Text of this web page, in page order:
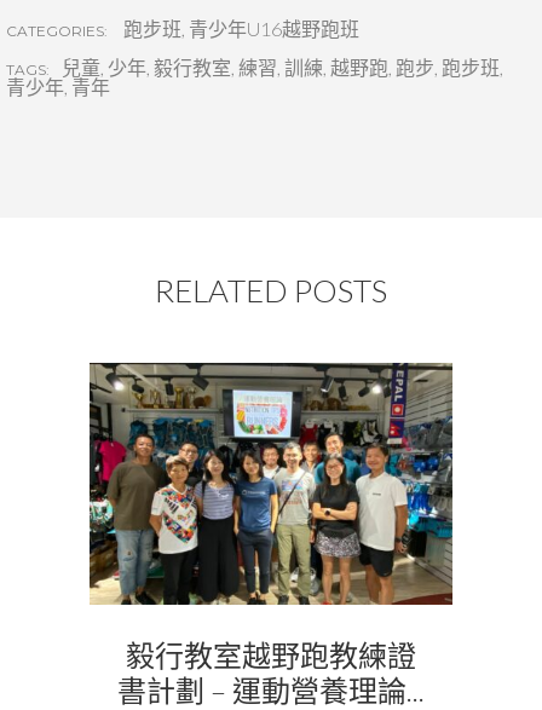
CATEGORIES: 跑步班, 青少年U16越野跑班
TAGS: 兒童, 少年, 毅行教室, 練習, 訓練, 越野跑, 跑步, 跑步班,
青少年, 青年
RELATED POSTS
毅行教室越野跑教練證
書計劃 – 運動營養理論...